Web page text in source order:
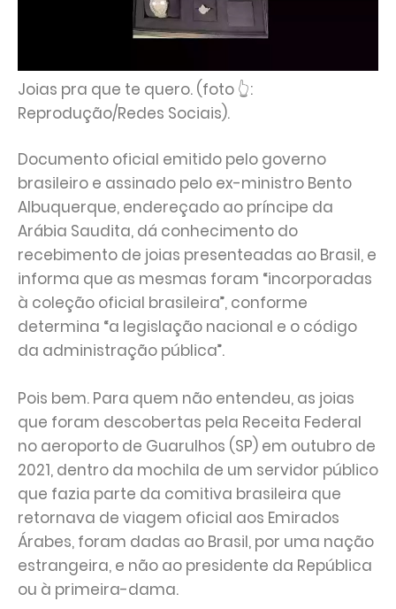
Joias pra que te quero. (foto 👆:
Reprodução/Redes Sociais).
Documento oficial emitido pelo governo
brasileiro e assinado pelo ex-ministro Bento
Albuquerque, endereçado ao príncipe da
Arábia Saudita, dá conhecimento do
recebimento de joias presenteadas ao Brasil, e
informa que as mesmas foram “incorporadas
à coleção oficial brasileira”, conforme
determina “a legislação nacional e o código
da administração pública”.
Pois bem. Para quem não entendeu, as joias
que foram descobertas pela Receita Federal
no aeroporto de Guarulhos (SP) em outubro de
2021, dentro da mochila de um servidor público
que fazia parte da comitiva brasileira que
retornava de viagem oficial aos Emirados
Árabes, foram dadas ao Brasil, por uma nação
estrangeira, e não ao presidente da República
ou à primeira-dama.